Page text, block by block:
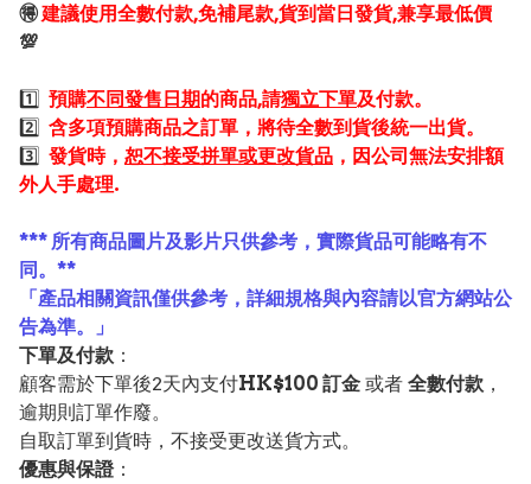
🉐建議使用全數付款,免補尾款,貨到當日發貨,兼享最低價
💯
1️⃣ 預購不同發售日期的商品,請獨立下單及付款。
2️⃣ 含多項預購商品之訂單，將待全數到貨後統一出貨。
3️⃣ 發貨時， 恕不接受拼單或更改貨品 ，因公司無法安排額
外人手處理.
*** 所有商品圖片及影片只供參考，實際貨品可能略有不
同。**
「產品相關資訊僅供參考，詳細規格與內容請以官方網站公
告為準。」
下單及付款 ：
顧客需於下單後2天內支付HK$100 訂金 或者 全數付款 ，
逾期則訂單作廢。
自取訂單到貨時，不接受更改送貨方式。
優惠與保證：